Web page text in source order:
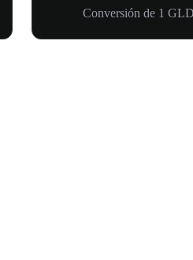
Conversión de 1